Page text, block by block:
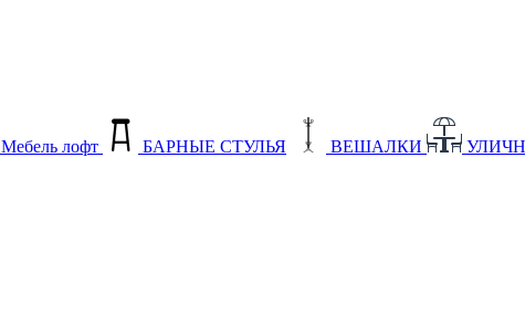
Мебель лофт БАРНЫЕ СТУЛЬЯ ВЕШАЛКИ